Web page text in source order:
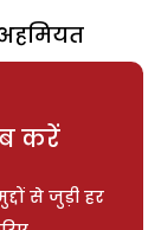
करें
से जुड़ी हर